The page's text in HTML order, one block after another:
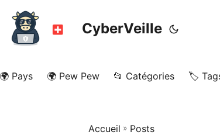
CyberVeille
🌍 Pays 🌍 Pew Pew 📂 Catégories 🏷️
Accueil » Posts